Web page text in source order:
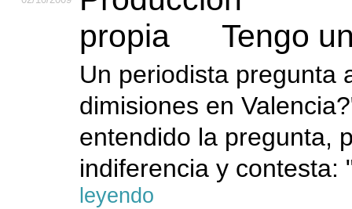
Tengo
Un periodista pregunta
dimisiones en
entendido la pregunta,
indiferencia y
leyendo